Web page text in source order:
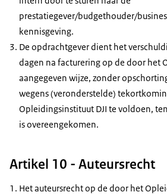
prestatiegever/budgethouder/
kennisgeving.
De opdrachtgever dient het
dagen na facturering op de door het
aangegeven wijze, zonder
wegens (veronderstelde)
Opleidingsinstituut DJI te voldoen,
is overeengekomen.
Artikel 10 - Auteursrecht
Het auteursrecht op de door het